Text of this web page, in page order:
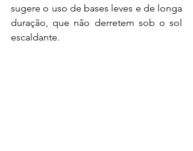
sugere o uso de bases leves e de longa
duração, que não derretem sob o sol
escaldante.